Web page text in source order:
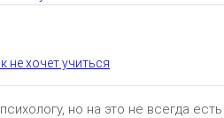
не хочет учиться
но на это не всегда